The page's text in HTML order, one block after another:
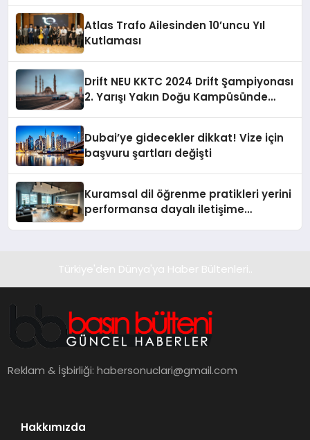
Atlas Trafo Ailesinden 10’uncu Yıl
Kutlaması
Drift NEU KKTC 2024 Drift Şampiyonası
2. Yarışı Yakın Doğu Kampüsünde
Dubai’ye gidecekler dikkat! Vize için
başvuru şartları değişti
Kuramsal dil öğrenme pratikleri yerini
performansa dayalı iletişime
Türkiye'den Dünya'ya Haber Bültenleri..
Reklam & İşbirliği:habersonuclari@gmail.com
Hakkımızda